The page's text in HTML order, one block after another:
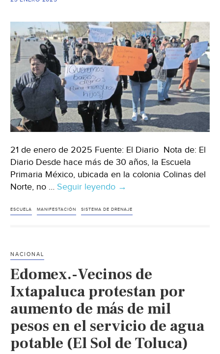
el
Boulevard
Adolfo
López
Mateos
(El
Sol
Toluca)
21 de enero de 2025 Fuente: El Diario Nota de: El
Diario Desde hace más de 30 años, la Escuela
Primaria México, ubicada en la colonia Colinas del
Norte, no … Seguir leyendo Chihuahua
Exige
(El
Diario)
→
ESCUELA MANIFESTACIÓN SISTEMA DE DRENAJE
NACIONAL
Edomex.-Vecinos de
Ixtapaluca protestan por
aumento de más de mil
pesos en el servicio de agua
potable (El Sol de Toluca)